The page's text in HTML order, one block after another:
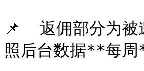
📌  返佣部分为被
照后台数据**每